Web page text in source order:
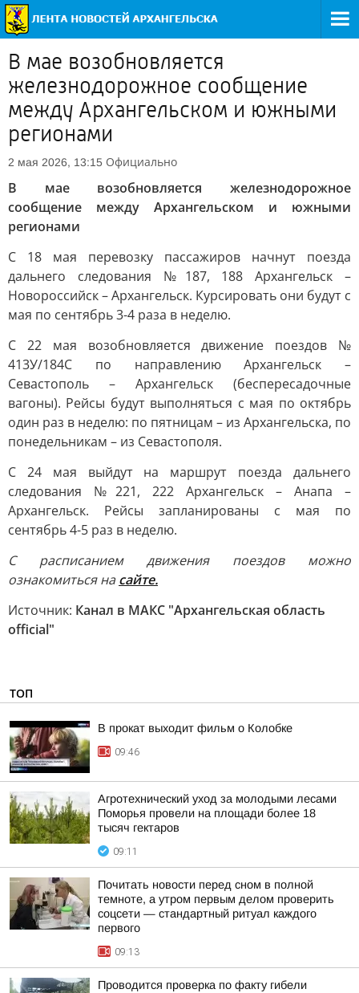
В мае возобновляется
железнодорожное сообщение
между Архангельском и южными
регионами
2 мая 2026, 13:15 Официально
В мае возобновляется железнодорожное
сообщение между Архангельском и южными
регионами
С 18 мая перевозку пассажиров начнут поезда
дальнего следования №187, 188 Архангельск –
Новороссийск – Архангельск. Курсировать они будут с
мая по сентябрь 3-4 раза в неделю.
С 22 мая возобновляется движение поездов №
413У/184С по направлению Архангельск –
Севастополь – Архангельск (беспересадочные
вагоны). Рейсы будут выполняться с мая по октябрь
один раз в неделю: по пятницам – из Архангельска, по
понедельникам – из Севастополя.
С 24 мая выйдут на маршрут поезда дальнего
следования №221, 222 Архангельск – Анапа –
Архангельск. Рейсы запланированы с мая по
сентябрь 4-5 раз в неделю.
С расписанием движения поездов можно
ознакомиться насайте.
Источник: Канал в МАКС "Архангельская область
official"
ТОП
В прокат выходит фильм о Колобке
09:46
Агротехнический уход за молодыми лесами
Поморья провели на площади более 18
тысяч гектаров
09:11
Почитать новости перед сном в полной
темноте, а утром первым делом проверить
соцсети — стандартный ритуал каждого
первого
09:13
Проводится проверка по факту гибели